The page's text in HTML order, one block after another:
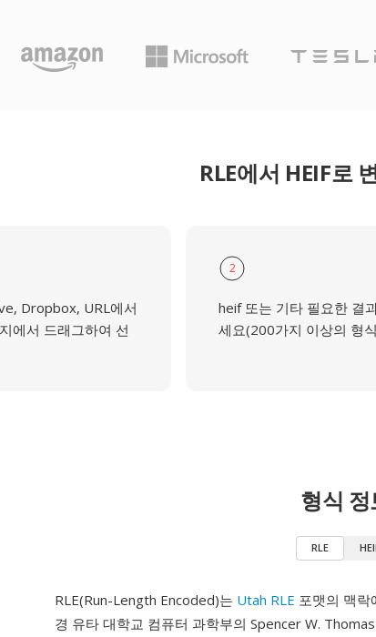
RLE에서 HEIF로
Dropbox, URL에서
에서 드래그하여 선
2
heif 또는 기타 필요한 결
세요(200가지 이상의 형
형식 정
RLE
RLE(Run-Length Encoded)는 Utah RLE 포맷의 맥
경 유타 대학교 컴퓨터 과학부의 Spencer W.